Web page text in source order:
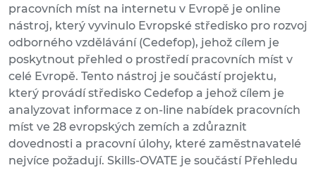
pracovních míst na internetu v Evropě je online
nástroj, který vyvinulo Evropské středisko pro rozvoj
odborného vzdělávání (Cedefop), jehož cílem je
poskytnout přehled o prostředí pracovních míst v
celé Evropě. Tento nástroj je součástí projektu,
který provádí středisko Cedefop a jehož cílem je
analyzovat informace z on-line nabídek pracovních
míst ve 28 evropských zemích a zdůraznit
dovednosti a pracovní úlohy, které zaměstnavatelé
nejvíce požadují. Skills-OVATE je součástí Přehledu